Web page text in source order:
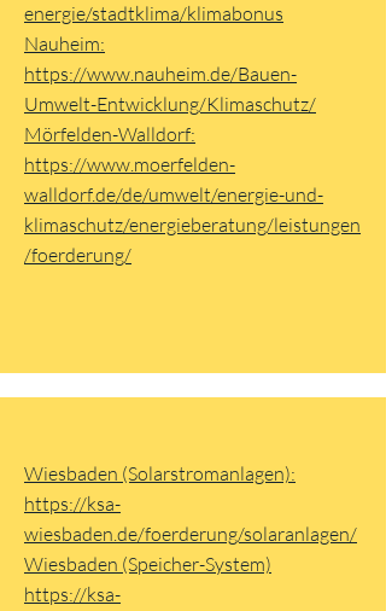
energie/stadtklima/klimabonus
Nauheim:
https://www.nauheim.de/Bauen-
Umwelt-Entwicklung/Klimaschutz/
Mörfelden-Walldorf:
https://www.moerfelden-
walldorf.de/de/umwelt/energie-und-
klimaschutz/energieberatung/leistungen
/foerderung/
Wiesbaden (Solarstromanlagen):
https://ksa-
wiesbaden.de/foerderung/solaranlagen/
Wiesbaden (Speicher-System)
https://ksa-